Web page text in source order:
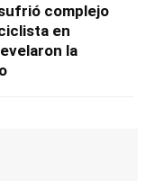
complejo
en
la